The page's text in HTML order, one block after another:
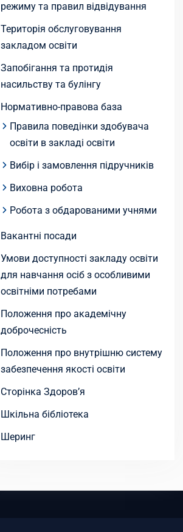
режиму та правил відвідування
Територія обслуговування
закладом освіти
Запобігання та протидія
насильству та булінгу
Нормативно-правова база
Правила поведінки здобувача
освіти в закладі освіти
Вибір і замовлення підручників
Виховна робота
Робота з обдарованими учнями
Вакантні посади
Умови доступності закладу освіти
для навчання осіб з особливими
освітніми потребами
Положення про академічну
доброчесність
Положення про внутрішню систему
забезпечення якості освіти
Сторінка Здоров’я
Шкільна бібліотека
Шеринг